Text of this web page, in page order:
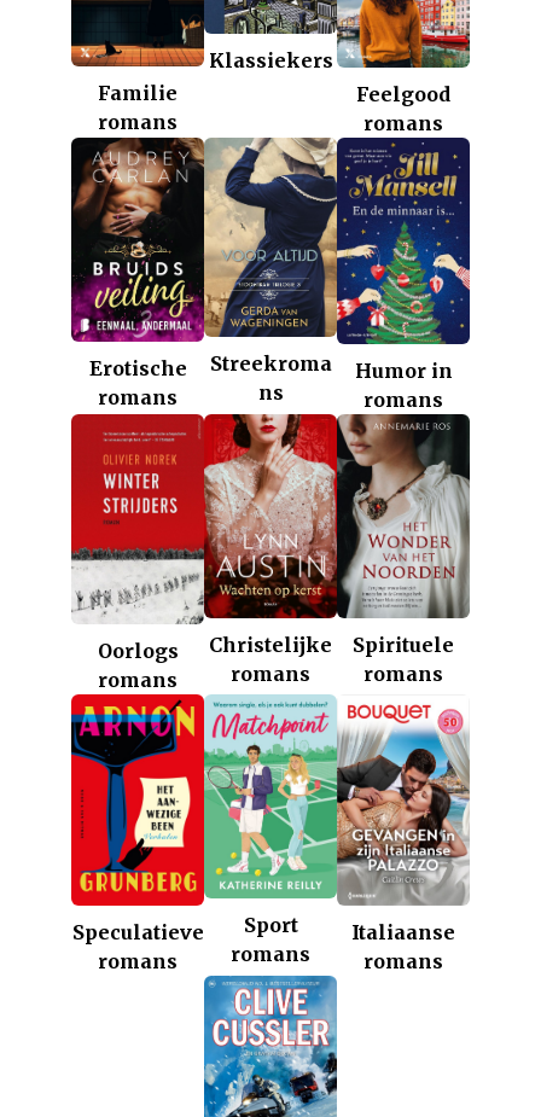
Familie
romans
Klassiekers
Feelgood
romans
Erotische
romans
Streekroma
ns
Humor in
romans
Oorlogs
romans
Christelijke
romans
Spirituele
romans
Speculatieve
romans
Sport
romans
Italiaanse
romans